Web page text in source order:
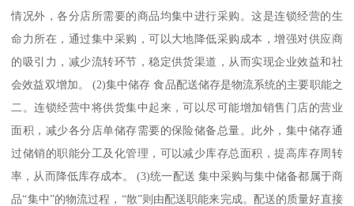
情况外，各分店所需要的商品均集中进行采购。这是连锁经营的生
命力所在，通过集中采购，可以大地降低采购成本，增强对供应商
的吸引力，减少流转环节，稳定供货渠道，从而实现企业效益和社
会效益双增加。 (2)集中储存 食品配送储存是物流系统的主要职能之
二。连锁经营中将供货集中起来，可以尽可能增加销售门店的营业
面积，减少各分店单储存需要的保险储备总量。此外，集中储存通
过储销的职能分工及化管理，可以减少库存总面积，提高库存周转
率，从而降低库存成本。 (3)统一配送 集中采购与集中储备都属于商
品“集中”的物流过程，“散”则由配送职能来完成。配送的质量好直接